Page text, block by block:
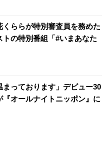
くららが特別審査員を務めた
トの特別番組「#いまあなた
まっております」デビュー30
『オールナイトニッポン』に